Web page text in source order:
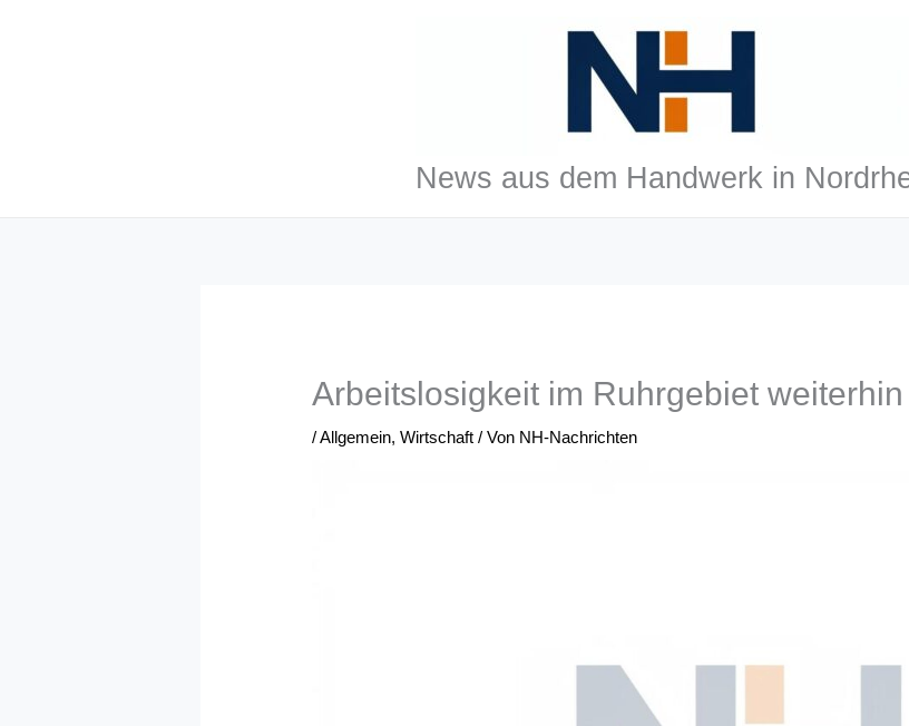
News aus dem Handwerk in
Arbeitslosigkeit im Ruhrgebiet
/Allgemein,Wirtschaft / Von NH-Nachrichten